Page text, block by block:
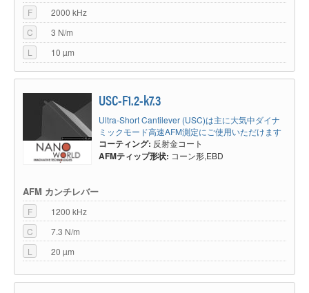
F
2000 kHz
C
3 N/m
L
10 µm
USC-F1.2-k7.3
Ultra-Short Cantilever (USC)は主に大気中ダイナ
ミックモード高速AFM測定にご使用いただけます
コーティング: 反射金コート
AFMティップ形状: コーン形,EBD
AFM カンチレバー
F
1200 kHz
C
7.3 N/m
L
20 µm